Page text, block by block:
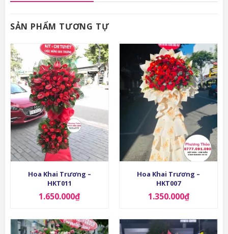
SẢN PHẨM TƯƠNG TỰ
Hoa Khai Trương –
HKT011
1.650.000₫
Hoa Khai Trương –
HKT007
1.350.000₫